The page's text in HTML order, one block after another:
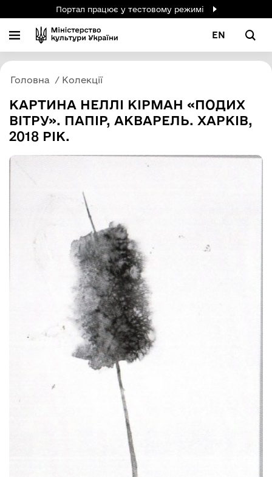
Портал працює у тестовому режимі
EN
Головна Колекції
КАРТИНА НЕЛЛІ КІРМАН «ПОДИХ
ВІТРУ». ПАПІР, АКВАРЕЛЬ. ХАРКІВ,
2018 РІК.